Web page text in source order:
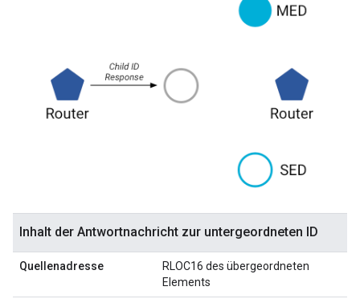
Inhalt der Antwortnachricht zur untergeordneten ID
Quellenadresse
RLOC16 des übergeordneten
Elements